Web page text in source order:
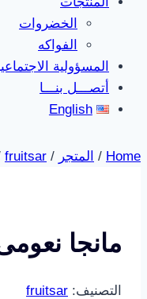
الخضروات
الفواكه
المسؤولية
أتصـــل بنـــا
English
Home
/ المتجر /
fruitsar
مانجا
التصنيف: fruitsar